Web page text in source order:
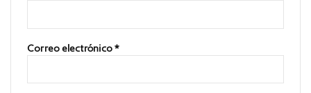
Correo electrónico*